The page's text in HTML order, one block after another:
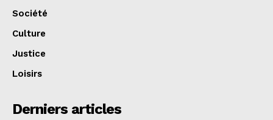
Société
Culture
Justice
Loisirs
Derniers articles